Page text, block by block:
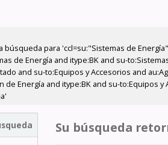
búsqueda para 'ccl=su:"Sistemas de
de Energía and itype:BK and su-
and su-to:Equipos y Accesorios and
de Energía and itype:BK and su-to:Equipos
Su búsqueda